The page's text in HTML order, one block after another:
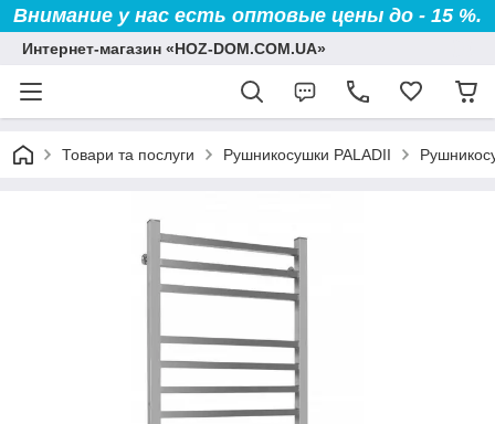
Внимание у нас есть оптовые цены до - 15 %.
Интернет-магазин «HOZ-DOM.COM.UA»
Товари та послуги Рушникосушки PALADII